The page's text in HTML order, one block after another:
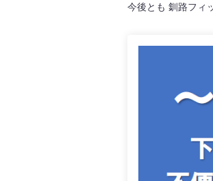
今後とも 釧路フィ